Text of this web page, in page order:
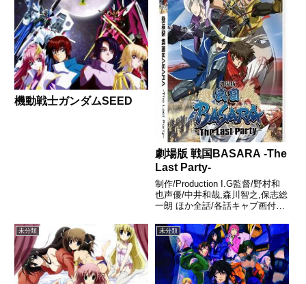
機動戦士ガンダムSEED
劇場版 戦国BASARA -The
Last Party-
制作/Production I.G監督/野村和
也声優/中井和哉,森川智之,保志総
一朗 ほか全話/各話キャプ画付き
割拠の戦国時代――。越後の軍
神・上杉謙信との雌雄を決するべ
く、川中島に陣を敷く甲斐の虎・
武田信玄。...
未分類 未分類